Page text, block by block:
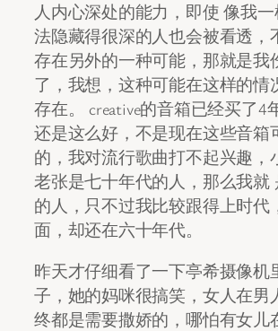
人内心深处的能力，即使 像我
法隐藏得很深的人也会被看透，
存在另外的一种可能，那就是我
了，我想，这种可能在这样的情
存在。 creative的音箱已经买了4
还是这么好，不是现在这些音箱
的，我对流行歌曲打不起兴趣，
老张是七十年代的人，那么我就
的人，只不过我比较跟得上时代
面，却还在六十年代。
昨天才仔细看了一下亭希摄像机
子，她的妈咪很搞笑，女人在男
终都是需要撒娇的，哪怕有女儿